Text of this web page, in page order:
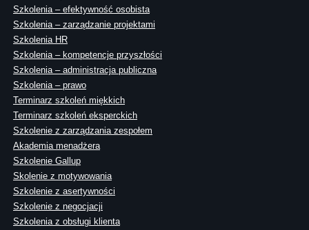
Szkolenia – efektywność osobista
Szkolenia – zarządzanie projektami
Szkolenia HR
Szkolenia – kompetencje przyszłości
Szkolenia – administracja publiczna
Szkolenia – prawo
Terminarz szkoleń miękkich
Terminarz szkoleń eksperckich
Szkolenie z zarządzania zespołem
Akademia menadżera
Szkolenie Gallup
Skolenie z motywowania
Szkolenie z asertywności
Szkolenie z negocjacji
Szkolenia z obsługi klienta